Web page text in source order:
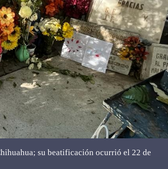
su beatificación ocurrió el 22 de